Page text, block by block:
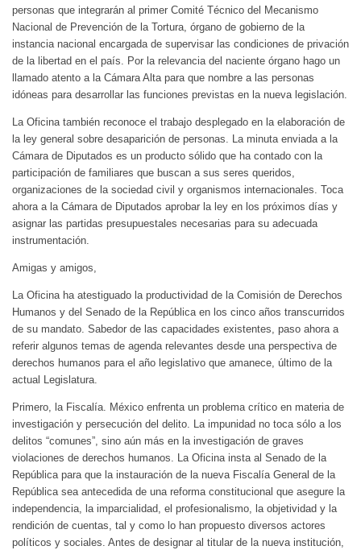
personas que integrarán al primer Comité Técnico del Mecanismo
Nacional de Prevención de la Tortura, órgano de gobierno de la
instancia nacional encargada de supervisar las condiciones de privación
de la libertad en el país. Por la relevancia del naciente órgano hago un
llamado atento a la Cámara Alta para que nombre a las personas
idóneas para desarrollar las funciones previstas en la nueva legislación.
La Oficina también reconoce el trabajo desplegado en la elaboración de
la ley general sobre desaparición de personas. La minuta enviada a la
Cámara de Diputados es un producto sólido que ha contado con la
participación de familiares que buscan a sus seres queridos,
organizaciones de la sociedad civil y organismos internacionales. Toca
ahora a la Cámara de Diputados aprobar la ley en los próximos días y
asignar las partidas presupuestales necesarias para su adecuada
instrumentación.
Amigas y amigos,
La Oficina ha atestiguado la productividad de la Comisión de Derechos
Humanos y del Senado de la República en los cinco años transcurridos
de su mandato. Sabedor de las capacidades existentes, paso ahora a
referir algunos temas de agenda relevantes desde una perspectiva de
derechos humanos para el año legislativo que amanece, último de la
actual Legislatura.
Primero, la Fiscalía. México enfrenta un problema crítico en materia de
investigación y persecución del delito. La impunidad no toca sólo a los
delitos “comunes”, sino aún más en la investigación de graves
violaciones de derechos humanos. La Oficina insta al Senado de la
República para que la instauración de la nueva Fiscalía General de la
República sea antecedida de una reforma constitucional que asegure la
independencia, la imparcialidad, el profesionalismo, la objetividad y la
rendición de cuentas, tal y como lo han propuesto diversos actores
políticos y sociales. Antes de designar al titular de la nueva institución,